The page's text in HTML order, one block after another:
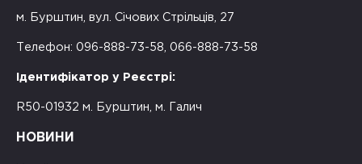
м. Бурштин, вул. Січових Стрільців, 27
Телефон: 096-888-73-58, 066-888-73-58
Ідентифікатор у Реєстрі:
R50-01932 м. Бурштин, м. Галич
НОВИНИ